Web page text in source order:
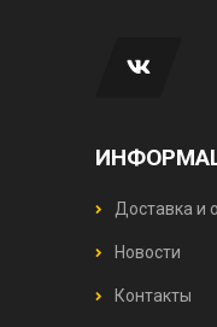
Доставка и
Новости
Контакты